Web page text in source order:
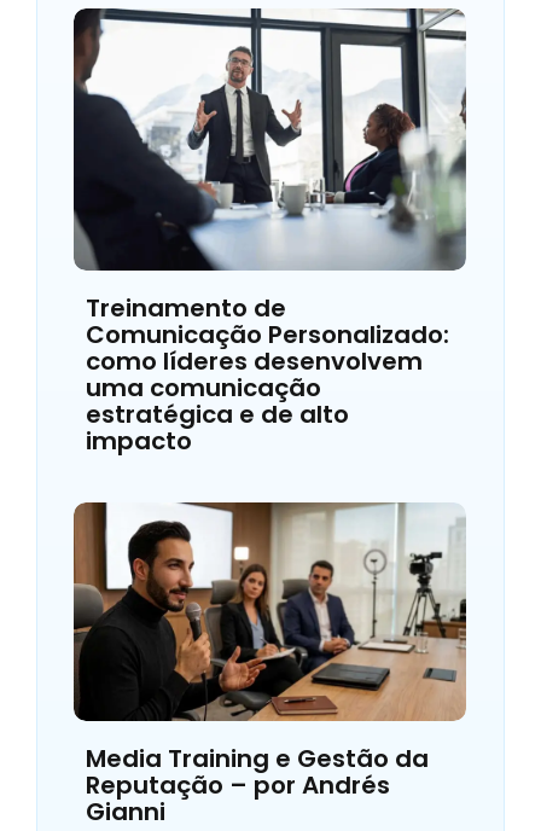
Treinamento de
Comunicação Personalizado:
como líderes desenvolvem
uma comunicação
estratégica e de alto
impacto
Media Training e Gestão da
Reputação – por Andrés
Gianni